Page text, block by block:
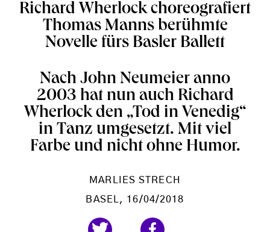
Richard Wherlock choreografiert
Thomas Manns berühmte
Novelle fürs Basler Ballett
Nach John Neumeier anno
2003 hat nun auch Richard
Wherlock den „Tod in Venedig“
in Tanz umgesetzt. Mit viel
Farbe und nicht ohne Humor.
MARLIES STRECH
BASEL
, 16/04/2018